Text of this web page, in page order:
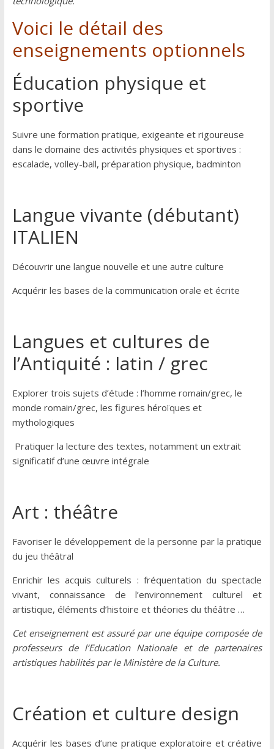
Voici le détail des
enseignements optionnels
Éducation physique et
sportive
Suivre une formation pratique, exigeante et rigoureuse
dans le domaine des activités physiques et sportives :
escalade, volley-ball, préparation physique, badminton
Langue vivante (débutant)
ITALIEN
Découvrir une langue nouvelle et une autre culture
Acquérir les bases de la communication orale et écrite
Langues et cultures de
l’Antiquité : latin / grec
Explorer trois sujets d’étude : l’homme romain/grec, le
monde romain/grec, les figures héroïques et
mythologiques
Pratiquer la lecture des textes, notamment un extrait
significatif d’une œuvre intégrale
Art : théâtre
Favoriser le développement de la personne par la pratique
du jeu théâtral
Enrichir les acquis culturels : fréquentation du spectacle
vivant, connaissance de l’environnement culturel et
artistique, éléments d’histoire et théories du théâtre …
Cet enseignement est assuré par une équipe composée de
professeurs de l’Education Nationale et de partenaires
artistiques habilités par le Ministère de la Culture.
Création et culture design
Acquérir les bases d’une pratique exploratoire et créative